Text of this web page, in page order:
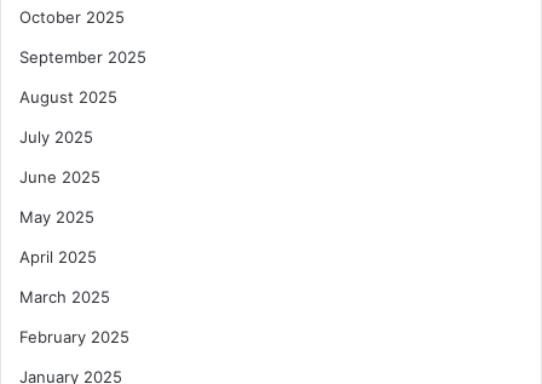
October 2025
September 2025
August 2025
July 2025
June 2025
May 2025
April 2025
March 2025
February 2025
January 2025